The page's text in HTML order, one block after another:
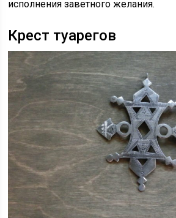
исполнения заветного желания.
Крест туарегов